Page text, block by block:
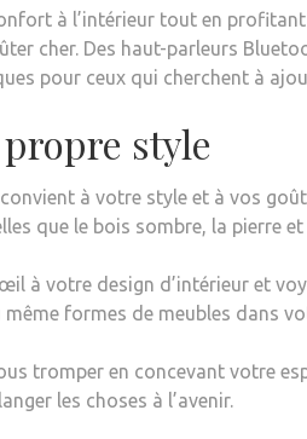
à l’intérieur tout en
cher. Des haut-parleurs
pour ceux qui cherchent à
style
à votre style et à vos
que le bois sombre, la pierre
à votre design d’intérieur et
formes de meubles dans
tromper en concevant votre
les choses à l’avenir.